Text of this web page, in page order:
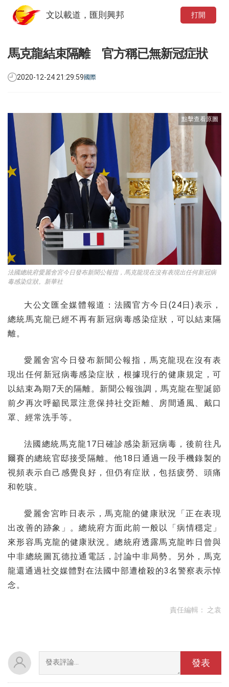
文以載道，匯則興邦 打開
馬克龍結束隔離 官方稱已無新冠症狀
2020-12-24 21:29:59國際
法國總統府愛麗舍宮今日發布新聞公報指，馬克龍現在沒有表現出任何新冠病
毒感染症狀。新華社
大公文匯全媒體報道：法國官方今日(24日)表示，
總統馬克龍已經不再有新冠病毒感染症狀，可以結束隔
離。
愛麗舍宮今日發布新聞公報指，馬克龍現在沒有表
現出任何新冠病毒感染症狀，根據現行的健康規定，可
以結束為期7天的隔離。新聞公報強調，馬克龍在聖誕節
前夕再次呼籲民眾注意保持社交距離、房間通風、戴口
罩、經常洗手等。
法國總統馬克龍17日確診感染新冠病毒，後前往凡
爾賽的總統官邸接受隔離。他18日通過一段手機錄製的
視頻表示自己感覺良好，但仍有症狀，包括疲勞、頭痛
和乾咳。
愛麗舍宮昨日表示，馬克龍的健康狀況「正在表現
出改善的跡象」。總統府方面此前一般以「病情穩定」
來形容馬克龍的健康狀況。總統府透露馬克龍昨日曾與
中非總統圖瓦德拉通電話，討論中非局勢。另外，馬克
龍還通過社交媒體對在法國中部遭槍殺的3名警察表示悼
念。
責任編輯： 之袁